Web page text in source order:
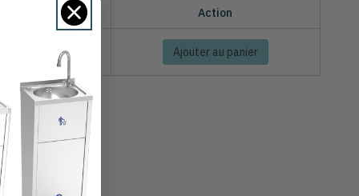
Quantité Action
Ajouter au panier